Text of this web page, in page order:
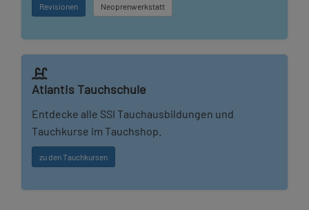
Revisionen Neoprenwerkstatt
Atlantis Tauchschule
Entdecke alle SSI Tauchausbildungen und
Tauchkurse im Tauchshop.
zu den Tauchkursen